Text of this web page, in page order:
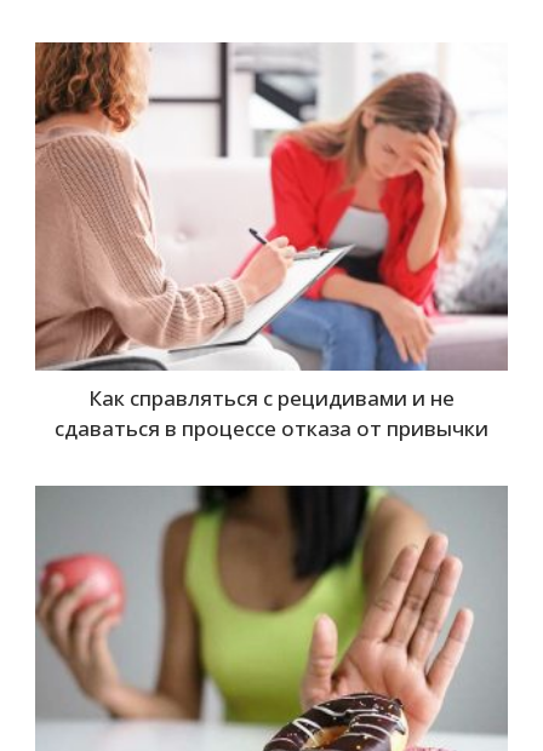
Как справляться с рецидивами и не
сдаваться в процессе отказа от привычки